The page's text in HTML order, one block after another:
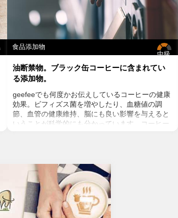
中級
食品添加物
油断禁物。ブラック缶コーヒーに含まれてい
る添加物。
geefeeでも何度かお伝えしているコーヒーの健康
効果。ビフィズス菌を増やしたり、血糖値の調
節、血管の健康維持、脳にも良い影響を与えると
いうことが科学的にも分かっています。コーヒー
れるのを阻害し、糖質である砂糖は血糖値を上げ
インスリン抵抗性を増やすことに。人工甘味料も
さまざまなリスクを懸念するとおススメできませ
ん。お気に入りの豆を挽いて家で飲むコーヒーが
ベストではありますが、外出先ではブラック缶
コーヒーという選択肢もありますよね。でも、ブ